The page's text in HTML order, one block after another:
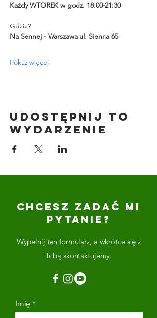
Każdy WTOREK w godz. 18:00-21:30
Gdzie?
Na Sennej - Warszawa ul. Sienna 65
Pokaż więcej
Udostępnij to
wydarzenie
CHCESZ ZADAĆ MI
PYTANIE?
Wypełnij ten formularz, a wkrótce się z
Tobą skontaktujemy.
Imię